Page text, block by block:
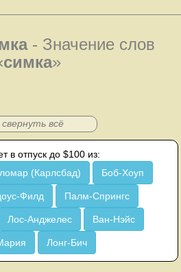
- Значение слов
симка»
свернуть всё
в отпуск до $100 из:
(Карлсбад) Боб-Хоуп
Филд Палм-Спрингс
Лос-Анджелес Ван-Нэйс
Лонг-Бич